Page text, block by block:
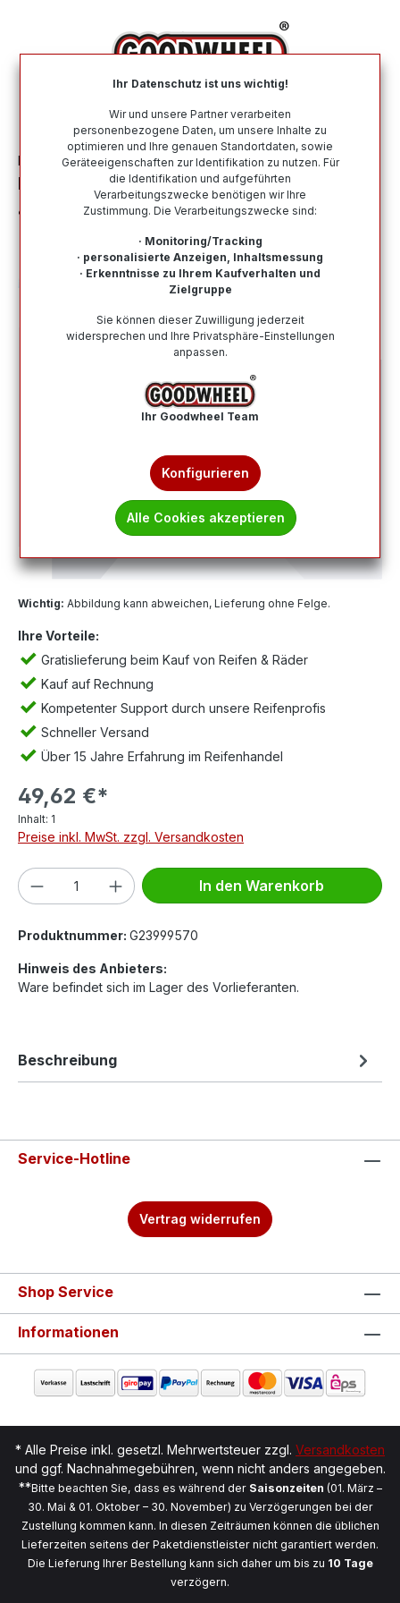
Felgen Stahlfelgen
MWD 15193 schwarz/silber 6.0Jx15
4x100 ET39
Bildergalerie überspringen
Wichtig: Abbildung kann abweichen, Lieferung ohne Felge.
Ihre Vorteile:
Gratislieferung beim Kauf von Reifen & Räder
Kauf auf Rechnung
Kompetenter Support durch unsere Reifenprofis
Schneller Versand
Über 15 Jahre Erfahrung im Reifenhandel
49,62 €*
Inhalt: 1
Preise inkl. MwSt. zzgl. Versandkosten
Produkt Anzahl: Gib den gewünschten
In den Warenkorb
Produktnummer: G23999570
Hinweis des Anbieters:
Ware befindet sich im Lager des Vorlieferanten.
Beschreibung
Service-Hotline
Vertrag widerrufen
Shop Service
Informationen
* Alle Preise inkl. gesetzl. Mehrwertsteuer zzgl. Versandkosten
und ggf. Nachnahmegebühren, wenn nicht anders angegeben.
**Bitte beachten Sie, dass es während der Saisonzeiten (01. März –
30. Mai & 01. Oktober – 30. November) zu Verzögerungen bei der
Zustellung kommen kann. In diesen Zeiträumen können die üblichen
Lieferzeiten seitens der Paketdienstleister nicht garantiert werden.
Die Lieferung Ihrer Bestellung kann sich daher um bis zu 10 Tage
verzögern.
Ihr Datenschutz ist uns wichtig!
Wir und unsere Partner verarbeiten
personenbezogene Daten, um unsere Inhalte zu
optimieren und Ihre genauen Standortdaten, sowie
Geräteeigenschaften zur Identifikation zu nutzen. Für
die Identifikation und aufgeführten
Verarbeitungszwecke benötigen wir Ihre
Zustimmung. Die Verarbeitungszwecke sind:
· Monitoring/Tracking
· personalisierte Anzeigen, Inhaltsmessung
· Erkenntnisse zu Ihrem Kaufverhalten und
Zielgruppe
Sie können dieser Zuwilligung jederzeit
widersprechen und Ihre Privatsphäre-Einstellungen
anpassen.
Ihr Goodwheel Team
Konfigurieren
Alle Cookies akzeptieren